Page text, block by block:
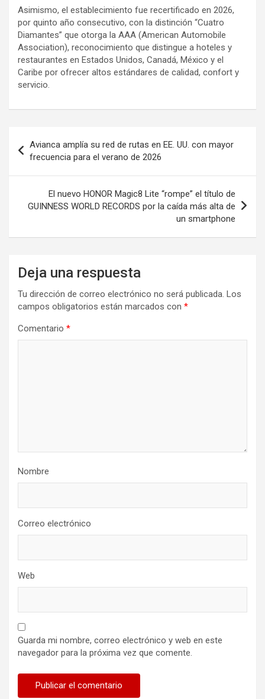
Asimismo, el establecimiento fue recertificado en 2026,
por quinto año consecutivo, con la distinción “Cuatro
Diamantes” que otorga la AAA (American Automobile
Association), reconocimiento que distingue a hoteles y
restaurantes en Estados Unidos, Canadá, México y el
Caribe por ofrecer altos estándares de calidad, confort y
servicio.
de
entradas
Avianca amplía su red de rutas en EE. UU. con mayor
frecuencia para el verano de 2026
El nuevo HONOR Magic8 Lite “rompe” el título de
GUINNESS WORLD RECORDS por la caída más alta de
un smartphone
Deja una respuesta
Tu dirección de correo electrónico no será publicada. Los
campos obligatorios están marcados con *
Comentario *
Nombre
Correo electrónico
Web
Guarda mi nombre, correo electrónico y web en este
navegador para la próxima vez que comente.